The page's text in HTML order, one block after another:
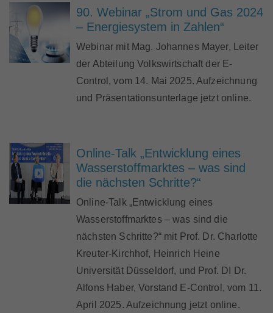
90. Webinar „Strom und Gas 2024
– Energiesystem in Zahlen“
Webinar mit Mag. Johannes Mayer, Leiter
der Abteilung Volkswirtschaft der E-
Control, vom 14. Mai 2025. Aufzeichnung
und Präsentationsunterlage jetzt online.
Online-Talk „Entwicklung eines
Wasserstoffmarktes – was sind
die nächsten Schritte?“
Online-Talk „Entwicklung eines
Wasserstoffmarktes – was sind die
nächsten Schritte?“ mit Prof. Dr. Charlotte
Kreuter-Kirchhof, Heinrich Heine
Universität Düsseldorf, und Prof. DI Dr.
Alfons Haber, Vorstand E-Control, vom 11.
April 2025. Aufzeichnung jetzt online.